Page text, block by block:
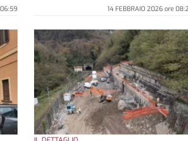
06:59 14 FEBBRAIO 2026ore